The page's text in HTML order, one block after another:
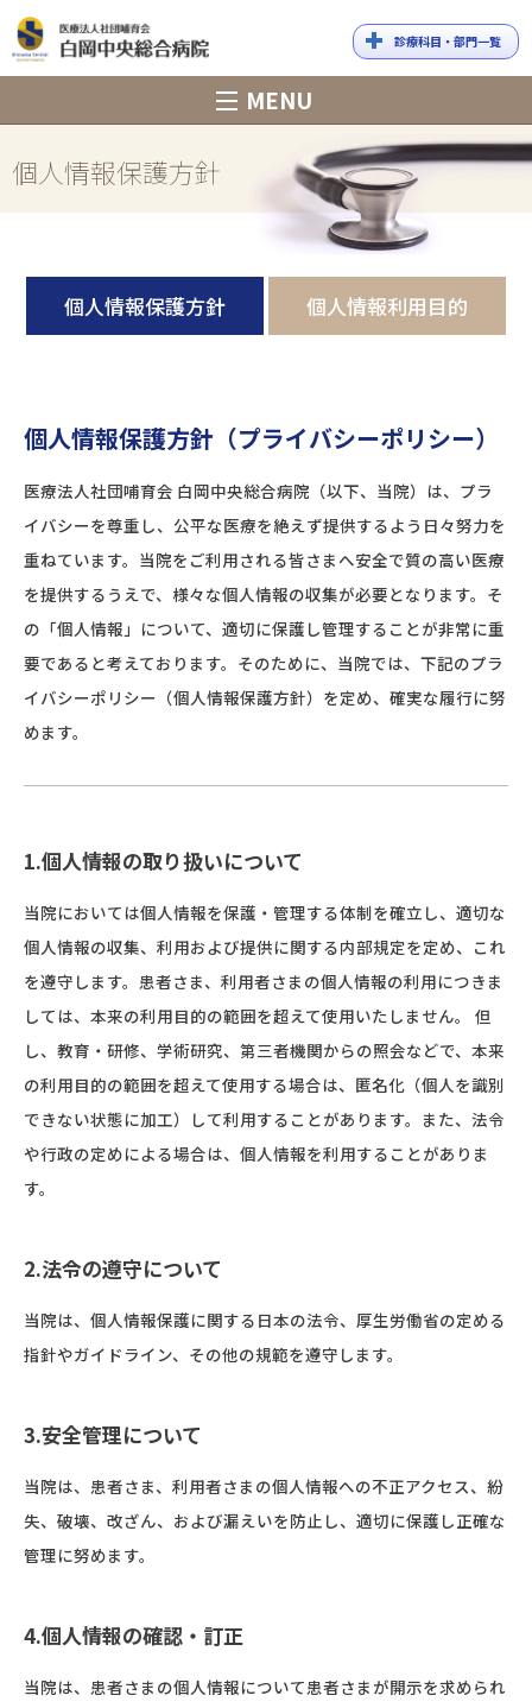
病院
診療科目・部門一覧
MENU
個人情報保護方針
個人情報保護方針 個人情報利用目的
個人情報保護方針（プライバシーポリシー）
医療法人社団哺育会 白岡中央総合病院（以下、当院）は、プラ
イバシーを尊重し、公平な医療を絶えず提供するよう日々努力を
重ねています。当院をご利用される皆さまへ安全で質の高い医療
を提供するうえで、様々な個人情報の収集が必要となります。そ
の「個人情報」について、適切に保護し管理することが非常に重
要であると考えております。そのために、当院では、下記のプラ
イバシーポリシー（個人情報保護方針）を定め、確実な履行に努
めます。
1.個人情報の取り扱いについて
当院においては個人情報を保護・管理する体制を確立し、適切な
個人情報の収集、利用および提供に関する内部規定を定め、これ
を遵守します。患者さま、利用者さまの個人情報の利用につきま
しては、本来の利用目的の範囲を超えて使用いたしません。 但
し、教育・研修、学術研究、第三者機関からの照会などで、本来
の利用目的の範囲を超えて使用する場合は、匿名化（個人を識別
できない状態に加工）して利用することがあります。また、法令
や行政の定めによる場合は、個人情報を利用することがありま
す。
2.法令の遵守について
当院は、個人情報保護に関する日本の法令、厚生労働省の定める
指針やガイドライン、その他の規範を遵守します。
3.安全管理について
当院は、患者さま、利用者さまの個人情報への不正アクセス、紛
失、破壊、改ざん、および漏えいを防止し、適切に保護し正確な
管理に努めます。
4.個人情報の確認・訂正
当院は、患者さまの個人情報について患者さまが開示を求められ